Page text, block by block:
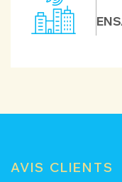
AVIS CLIENTS